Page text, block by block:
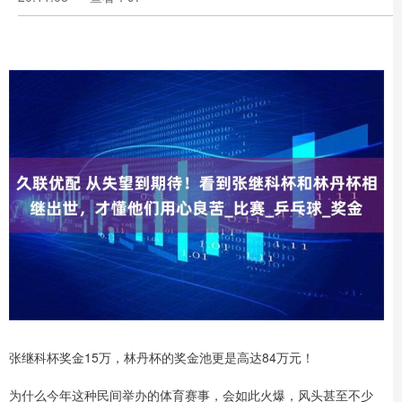
张继科杯奖金15万，林丹杯的奖金池更是高达84万元！
为什么今年这种民间举办的体育赛事，会如此火爆，风头甚至不少